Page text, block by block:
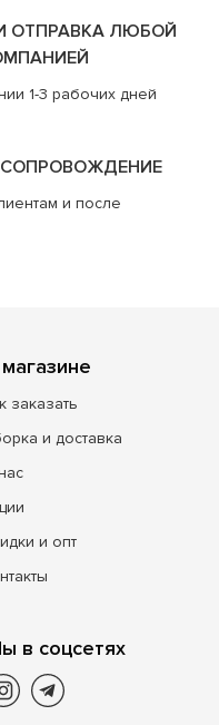
ОТПРАВКА ЛЮБОЙ
1-3 рабочих дней
и после
заказать
и доставка
и опт
в соцсетях